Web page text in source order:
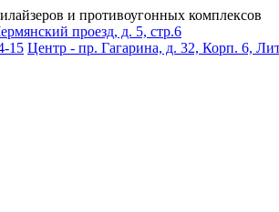
и противоугонных комплексов
проезд, д. 5, стр.6
15 Центр - пр. Гагарина, д. 32, Корп. 6,